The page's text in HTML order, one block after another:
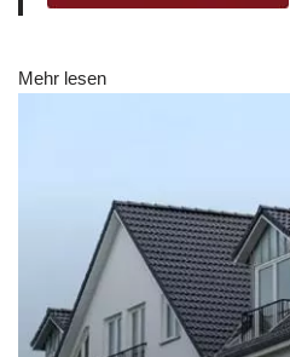
Mehr lesen